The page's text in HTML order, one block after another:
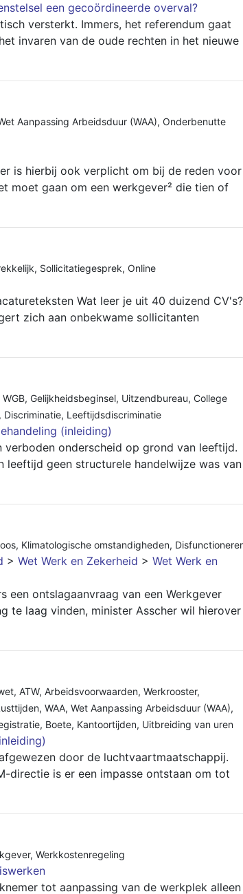
een gecoördineerde overval?
versterkt. Immers, het referendum gaat
invaren van de oude rechten in het nieuwe
Aanpassing Arbeidsduur (WAA), Onderbenutte
is hierbij ook verplicht om bij de reden voor
moet gaan om een werkgever² die tien of
, Sollicitatiegesprek, Online
Wat leer je uit 40 duizend CV's?
zich aan onbekwame sollicitanten
WGB, Gelijkheidsbeginsel, Uitzendbureau, College
, Discriminatie, Leeftijdsdiscriminatie
(inleiding)
onderscheid op grond van leeftijd.
leeftijd geen structurele handelwijze was van
, Klimatologische omstandigheden,
> Wet Werk en Zekerheid > Wet Werk en
ontslagaanvraag van een Werkgever
te laag vinden, minister Asscher wil hierover
, ATW, Arbeidsvoorwaarden, Werkrooster,
, WAA, Wet Aanpassing Arbeidsduur (WAA),
, Boete, Kantoortijden, Uitbreiding van uren
door de luchtvaartmaatschappij.
directie is er een impasse ontstaan om tot
, Werkkostenregeling
tot aanpassing van de werkplek alleen